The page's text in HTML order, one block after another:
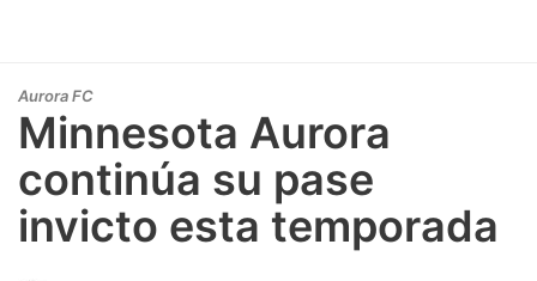
Aurora FC
Minnesota Aurora
continúa su pase
invicto esta temporada